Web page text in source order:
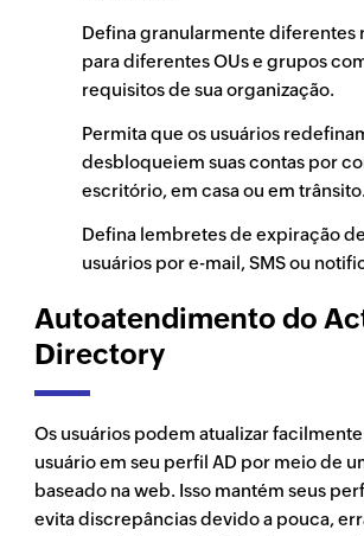
Defina granularmente diferentes
para diferentes OUs e grupos
requisitos de sua organização.
Permita que os usuários
desbloqueiem suas contas por
escritório, em casa ou em trânsito.
Defina lembretes de expiração
usuários por e-mail, SMS ou
Autoatendimento do
Directory
Os usuários podem atualizar
usuário em seu perfil AD por meio de
baseado na web. Isso mantém seus
evita discrepâncias devido a pouca,